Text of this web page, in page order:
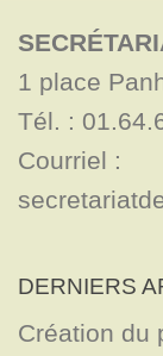
1 place
Tél. :
Courriel :
DERNIERS
Création du